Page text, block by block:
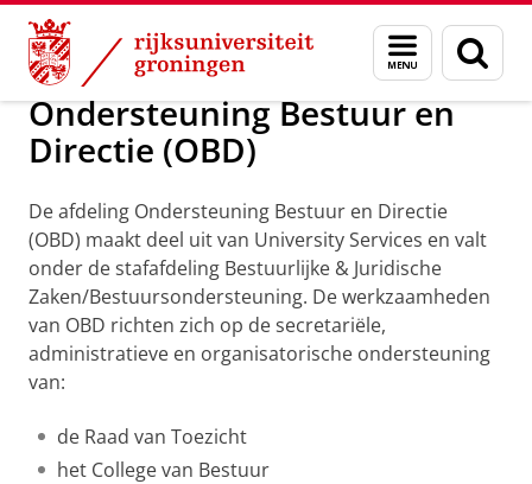
Skip
Content
Skip
Navigation
Menu
en
zoeken
Over ons Organisatie University Services
Ondersteuning Bestuur en
Directie (OBD)
De afdeling Ondersteuning Bestuur en Directie
(OBD) maakt deel uit van University Services en valt
onder de stafafdeling Bestuurlijke & Juridische
Zaken/Bestuursondersteuning. De werkzaamheden
van OBD richten zich op de secretariële,
administratieve en organisatorische ondersteuning
van:
de Raad van Toezicht
het College van Bestuur